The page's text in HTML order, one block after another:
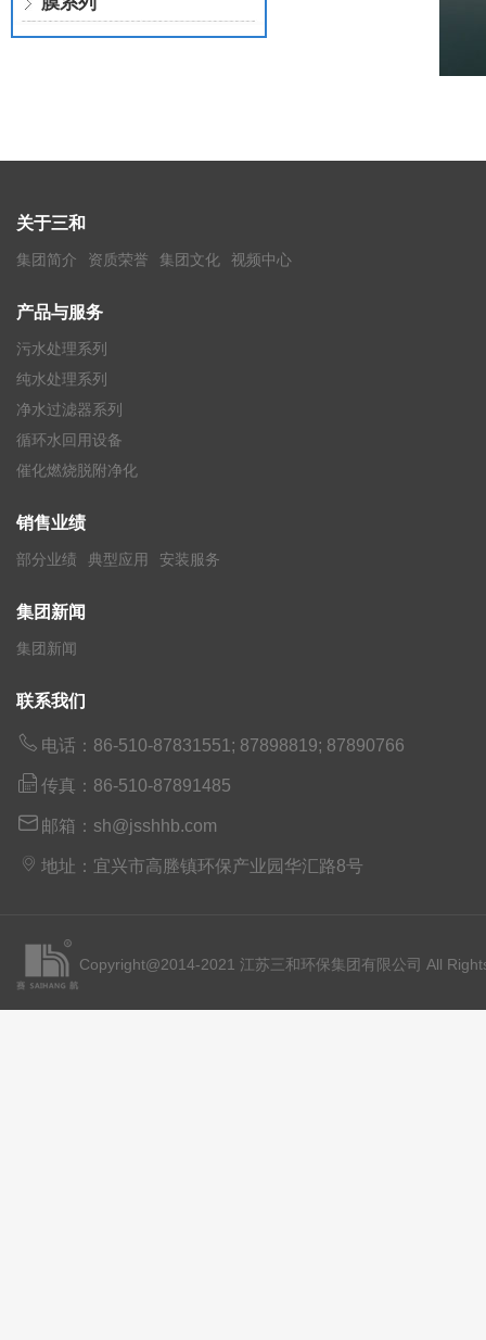
关于三和
集团简介 资质荣誉 集团文化 视频中心
产品与服务
污水处理系列
纯水处理系列
净水过滤器系列
循环水回用设备
催化燃烧脱附净化
销售业绩
部分业绩 典型应用 安装服务
集团新闻
集团新闻
联系我们
 电话：86-510-87831551; 87898819; 87890766
 传真：86-510-87891485
 邮箱：sh@jsshhb.com
 地址：宜兴市高塍镇环保产业园华汇路8号
Copyright@2014-2021 江苏三和环保集团有限公司 All